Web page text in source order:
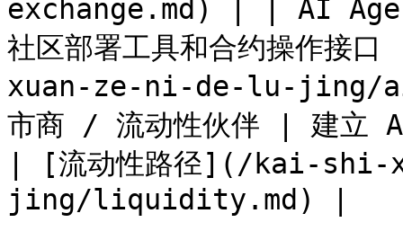
exchange.md) | | AI
社区部署工具和合约操
xuan-ze-ni-de-lu-jing/
市商 / 流动性伙伴 | 建立
| [流动性路径](/kai-
jing/liquidity.md) |